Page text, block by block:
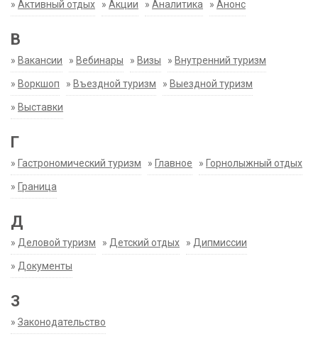
» Активный отдых » Акции » Аналитика » Анонс
В
» Вакансии » Вебинары » Визы » Внутренний туризм
» Воркшоп » Въездной туризм » Выездной туризм
» Выставки
Г
» Гастрономический туризм » Главное » Горнолыжный отдых
» Граница
Д
» Деловой туризм » Детский отдых » Дипмиссии
» Документы
З
» Законодательство